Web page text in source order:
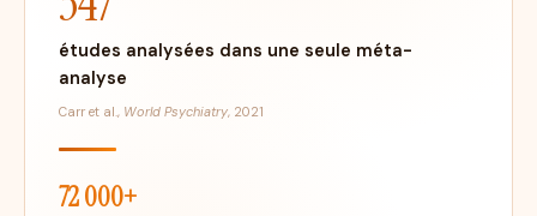
études analysées dans une seule méta-
analyse
Carr et al., World Psychiatry, 2021
72 000+